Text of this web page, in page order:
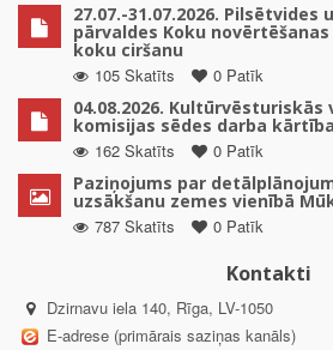
27.07.-31.07.2026. Pilsētvides
pārvaldes Koku
koku ciršanu
105 Skatīts
0 Patīk
04.08.2026.
komisijas sēdes darba kārtība
162 Skatīts
0 Patīk
Paziņojums par
uzsākšanu zemes vienībā
787 Skatīts
0 Patīk
Kontakti
Dzirnavu iela 140, Rīga, LV-1050
E-adrese (primārais saziņas kanāls)